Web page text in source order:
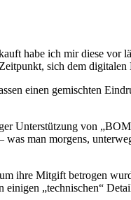
habe ich mir diese vor
sich dem digitalen
einen gemischten
Unterstützung von
man morgens,
ihre Mitgift betrogen
„technischen“